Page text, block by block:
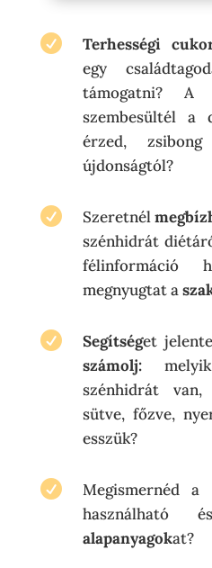
 Terhességi
egy
támogatni? A
szembesültél a
érzed,
újdonságtól?
 Szeretnél
szénhidrát
félinformáció
megnyugtat a
 Segítséget
számolj:melyik
szénhidrát
sütve, főzve,
esszük?

Megismernéd a
használható
alapanyagokat?